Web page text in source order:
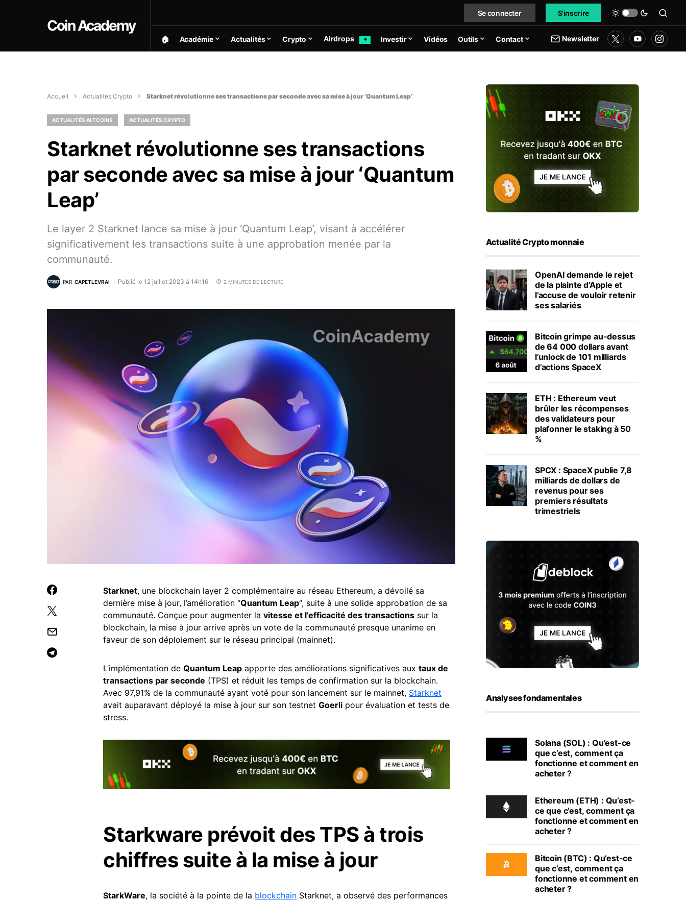
Coin Academy
Se connecter S'inscrire
🏠︎ Académie Actualités Crypto Airdrops ✦ Investir Vidéos Outils Contact Newsletter
Accueil Actualités Crypto Starknet révolutionne ses transactions par seconde avec sa mise à jour ‘Quantum Leap’
ACTUALITÉS ALTCOINS ACTUALITÉS CRYPTO
Starknet révolutionne ses transactions
par seconde avec sa mise à jour ‘Quantum
Leap’
Le layer 2 Starknet lance sa mise à jour ‘Quantum Leap’, visant à accélérer
significativement les transactions suite à une approbation menée par la
communauté.
PAR CAPETLEVRAI Publié le 12 juillet 2023 à 14h16 2 MINUTES DE LECTURE
Starknet, une blockchain layer 2 complémentaire au réseau Ethereum, a dévoilé sa
dernière mise à jour, l’amélioration “Quantum Leap“, suite à une solide approbation de sa
communauté. Conçue pour augmenter la vitesse et l’efficacité des transactions sur la
blockchain, la mise à jour arrive après un vote de la communauté presque unanime en
faveur de son déploiement sur le réseau principal (mainnet).
L’implémentation de Quantum Leap apporte des améliorations significatives aux taux de
transactions par seconde (TPS) et réduit les temps de confirmation sur la blockchain.
Avec 97,91% de la communauté ayant voté pour son lancement sur le mainnet, Starknet
avait auparavant déployé la mise à jour sur son testnet Goerli pour évaluation et tests de
stress.
Starkware prévoit des TPS à trois
chiffres suite à la mise à jour
StarkWare, la société à la pointe de la blockchain Starknet, a observé des performances
Actualité Crypto monnaie
OpenAI demande le rejet
de la plainte d’Apple et
l’accuse de vouloir retenir
ses salariés
Bitcoin grimpe au-dessus
de 64 000 dollars avant
l’unlock de 101 milliards
d’actions SpaceX
ETH : Ethereum veut
brûler les récompenses
des validateurs pour
plafonner le staking à 50
%
SPCX : SpaceX publie 7,8
milliards de dollars de
revenus pour ses
premiers résultats
trimestriels
Analyses fondamentales
Solana (SOL) : Qu’est-ce
que c’est, comment ça
fonctionne et comment en
acheter ?
Ethereum (ETH) : Qu’est-
ce que c’est, comment ça
fonctionne et comment en
acheter ?
Bitcoin (BTC) : Qu’est-ce
que c’est, comment ça
fonctionne et comment en
acheter ?